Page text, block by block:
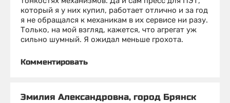
который я у них купил, работает отлично и за год
я не обращался к механикам в их сервисе ни разу.
Только, на мой взгляд, кажется, что агрегат уж
сильно шумный. Я ожидал меньше грохота.
Комментировать
Эмилия Александровна, город Брянск